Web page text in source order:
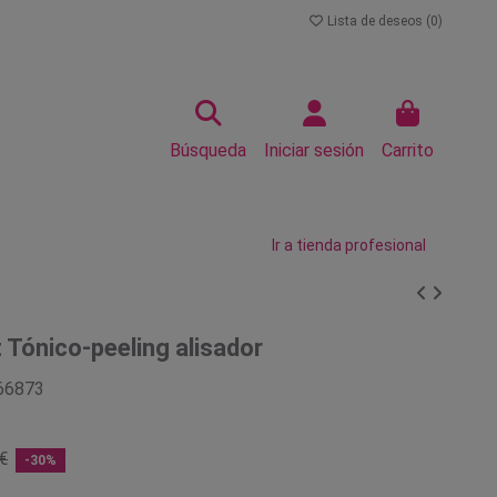
Lista de deseos (0)
Búsqueda Iniciar sesión Carrito
Ir a tienda profesional
Tónico-peeling alisador
-30%